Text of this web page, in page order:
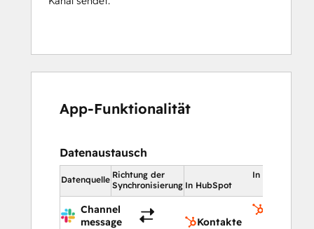
App-Funktionalität
Datenaustausch
Datenquelle Richtung der
Synchronisierung
In HubSpot
In HubSpot
Channel
message
Kontakte